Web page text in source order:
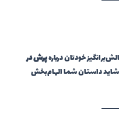
خودتان دربارهپرش در
شاید داستان شما الهام‌بخش